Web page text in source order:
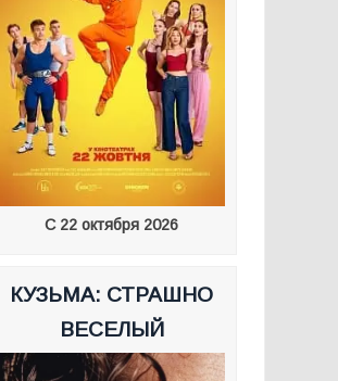
С 22 октября 2026
КУЗЬМА: СТРАШНО
ВЕСЕЛЫЙ